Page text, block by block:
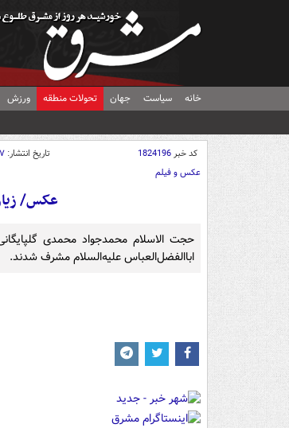
خانه سیاست جهان تحولات منطقه ورزش
کد خبر1824196 تاریخ انتشار: ۱۷ تیر
عکس و فیلم
عکس/
حجت الاسلام محمدجواد محمدی
اباالفضل‌العباس علیه‌السلام مشرف شدند.